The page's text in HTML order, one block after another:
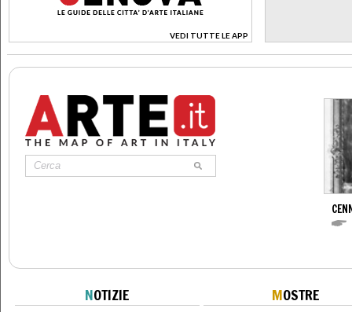
VEDI TUTTE LE APP
>
NOTIZIE MOSTRE